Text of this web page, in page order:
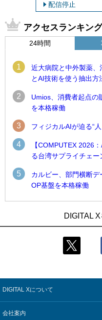
配信停止
アクセスランキング
24時間
1
近大病院と中外製薬
とAI技術を使う抽出方
2
Umios、消費者起点の
を本格稼働
3 フィジカルAIが迫る“
4
【COMPUTEX 2026
る台湾サプライチェ
5
カルビー、部門横断デ
OP基盤を本格稼働
製造業の現場の暗黙知
管理基盤、LIGHTzが提供
4
近大病院と中外製薬、
合基盤を本格稼働
鹿島建設、鋼管柱への
AIを遠隔監視システムに
4
製造業の現場の暗黙知
DIGITAL
DIGITAL Xについて
会社案内